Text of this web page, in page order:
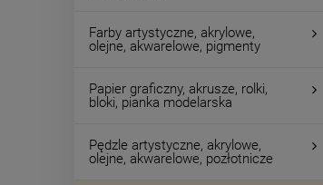
Farby artystyczne, akrylowe,
olejne, akwarelowe, pigmenty
Papier graficzny, akrusze, rolki,
bloki, pianka modelarska
Pędzle artystyczne, akrylowe,
olejne, akwarelowe, pozłotnicze